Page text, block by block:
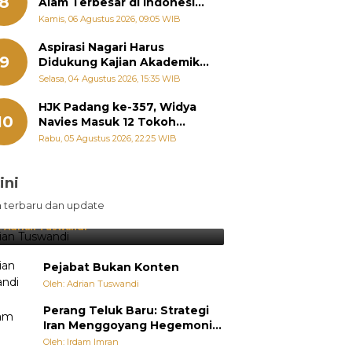
Groundbreaking September
Kamis, 06 Agustus 2026, 09:05 WIB
9
Aspirasi Nagari Harus
Didukung Kajian Akademik,
Zigo Rolanda: Agar Mudah
Kementerian
Selasa, 04 Agustus 2026, 15:35 WIB
HJK Padang ke-357, Widya
Navies Masuk 12 Tokoh
Masyarakat Penerima
Rabu, 05 Agustus 2026, 22:25 WIB
terbaru dan update
Lebih Diunggulkan, tetapi
Selalu Punya Cara Membuat
Adrian Tuswandi
Pejabat Bukan Konten
Oleh: Adrian Tuswandi
Perang Teluk Baru: Strategi
Iran Menggoyang Hegemoni
AS dari Dalam
Oleh: Irdam Imran